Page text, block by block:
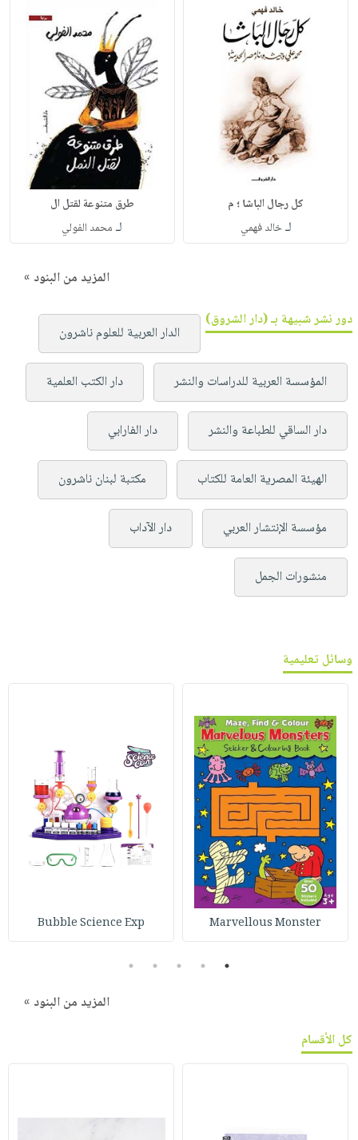
كل رجال الباشا ؛ م
لـخالد فهمي
طرق متنوعة لقتل ال
لـ محمد الفولي
المزيد من البنود »
دور نشر شبيهة بـ (دار الشروق)
الدار العربية للعلوم ناشرون
المؤسسة العربية للدراسات والنشر دار الكتب العلمية
دار الساقي للطباعة والنشر دار الفارابي
الهيئة المصرية العامة للكتاب مكتبة لبنان ناشرون
مؤسسة الإنتشار العربي دار الآداب
منشورات الجمل
وسائل تعليمية
Marvellous Monster
Bubble Science Exp
1
2
3
4
5
المزيد من البنود »
كل الأقسام